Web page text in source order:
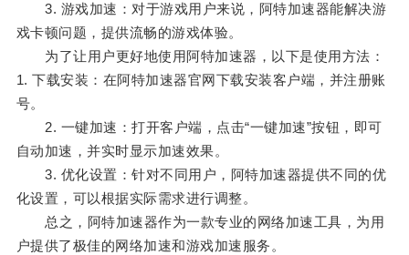
3. 游戏加速：对于游戏用户来说，阿特加速器能解决游
戏卡顿问题，提供流畅的游戏体验。
为了让用户更好地使用阿特加速器，以下是使用方法：
1. 下载安装：在阿特加速器官网下载安装客户端，并注册账
号。
2. 一键加速：打开客户端，点击“一键加速”按钮，即可
自动加速，并实时显示加速效果。
3. 优化设置：针对不同用户，阿特加速器提供不同的优
化设置，可以根据实际需求进行调整。
总之，阿特加速器作为一款专业的网络加速工具，为用
户提供了极佳的网络加速和游戏加速服务。